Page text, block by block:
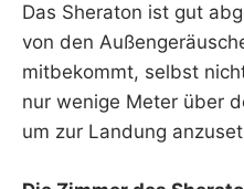
Das Sheraton ist gut
von den
mitbekommt, selbst
nur wenige Meter über
um zur Landung